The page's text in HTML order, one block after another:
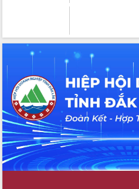
Hội nghị Báo cáo viên Trung ương
tháng 01/2026
Phó Thủ tướng Hồ Quốc Dũng đánh giá
cao kết quả Chiến dịch Quang Trung
tại Đắk Lắk
Hội nghị Ban Chấp hành Đảng bộ tỉnh
Đắk Lắk lần thứ 2 (mở rộng)
Tập trung giải phóng mặt bằng, đẩy
nhanh tiến độ Tuyến đường bộ ven
biển
Gỡ khó, khởi công xây dựng, sửa chữa